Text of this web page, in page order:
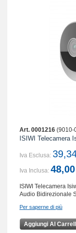
Art. 0001216 (9010-
ISIWI Telecamera
Iva Esclusa:
Iva Inclusa:
ISIWI Telecamera
Audio Bidirezionale
Per saperne di più
Aggiungi Al